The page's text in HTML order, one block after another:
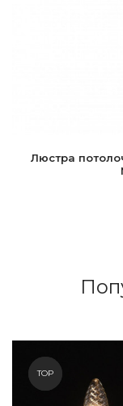
Люстра
NEW
TOP